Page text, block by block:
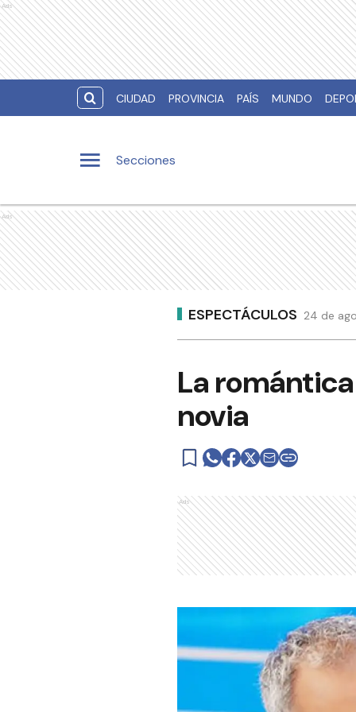
Ads
CIUDAD PROVINCIA PAÍS MUNDO
Secciones
Ads
ESPECTÁCULOS 24 de
La
novia
Ads